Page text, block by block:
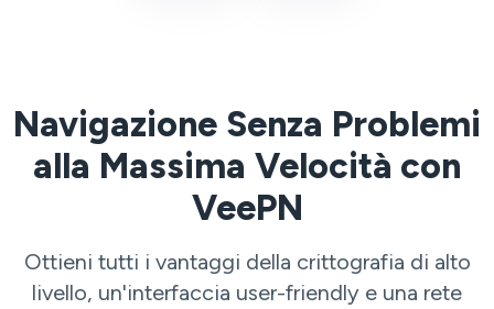
Navigazione Senza Problemi
alla Massima Velocità con
VeePN
Ottieni tutti i vantaggi della crittografia di alto
livello, un'interfaccia user-friendly e una rete